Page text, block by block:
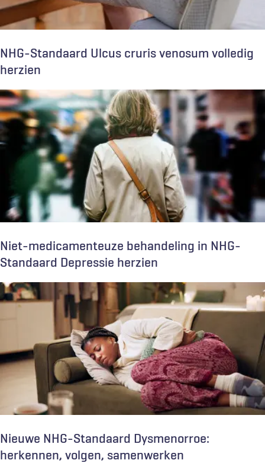
NHG-Standaard Ulcus cruris venosum volledig
herzien
Niet-medicamenteuze behandeling in NHG-
Standaard Depressie herzien
Nieuwe NHG-Standaard Dysmenorroe:
herkennen, volgen, samenwerken